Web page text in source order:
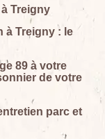
Treigny
à Treigny : le
89 à votre
de votre
parc et